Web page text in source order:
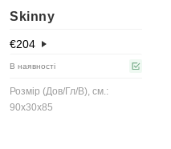
Skinny
€204
В наявності
Розмір (Дов/Гл/В), см.:
90x30x85